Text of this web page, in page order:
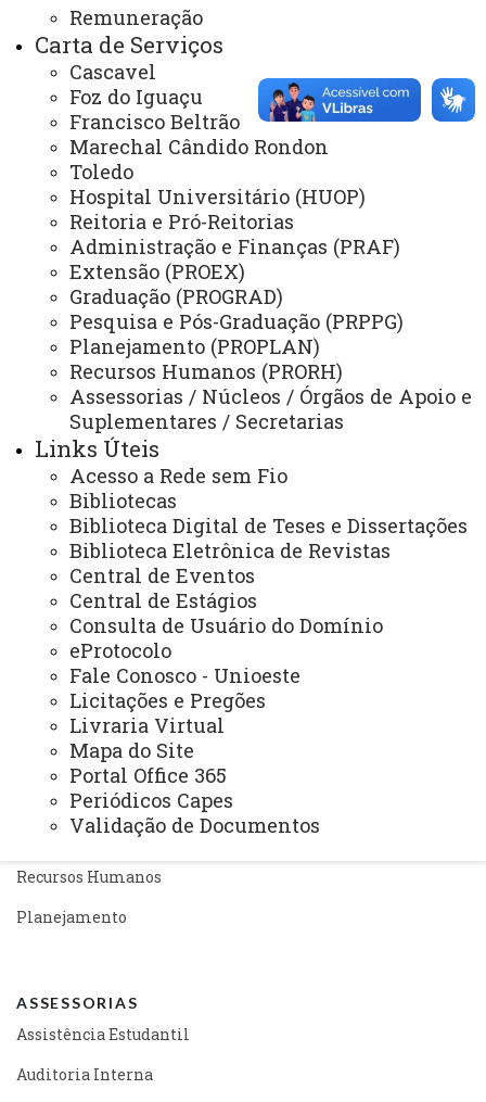
Remuneração
Carta de Serviços
Cascavel
Foz do Iguaçu
Francisco Beltrão
Marechal Cândido Rondon
Toledo
Hospital Universitário (HUOP)
Reitoria e Pró-Reitorias
Administração e Finanças (PRAF)
Extensão (PROEX)
Graduação (PROGRAD)
Pesquisa e Pós-Graduação (PRPPG)
Planejamento (PROPLAN)
Recursos Humanos (PRORH)
Assessorias / Núcleos / Órgãos de Apoio e
Suplementares / Secretarias
Links Úteis
Acesso a Rede sem Fio
Bibliotecas
Biblioteca Digital de Teses e Dissertações
Biblioteca Eletrônica de Revistas
Central de Eventos
Central de Estágios
Consulta de Usuário do Domínio
eProtocolo
Fale Conosco - Unioeste
Licitações e Pregões
Livraria Virtual
Mapa do Site
Portal Office 365
Periódicos Capes
Validação de Documentos
ACESSE
Acesso Restrito (Editores do Portal)
Arquivo Virtual
Bibliotecas
Identidade Visual
Mapa do Site
Ouvidoria
Portal Office 365
Sistemas
Telefones
Webmail
REITORIA
Secretaria Geral
Gabinete Reitoria
Secretaria dos Conselhos Superiores
PRÓ-REITORIAS
Administração e Finanças
Extensão
Graduação
Pesquisa/Pós Graduação
Recursos Humanos
Planejamento
ASSESSORIAS
Assistência Estudantil
Auditoria Interna